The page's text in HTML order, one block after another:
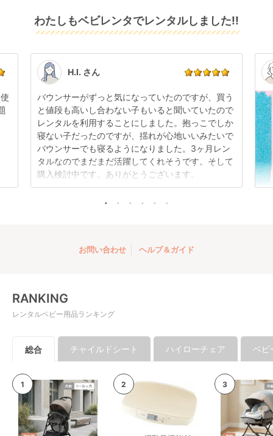
てお届けしております。そのため、小さなキズや使用
感はございますが、故障や大きなキズ、シミなどのリ
す。
点検清掃については
もご確認ください。
また、レンタル期間の変更も商品発送前であれば変更
可能です。
い。
わたしもベビレンタでレンタルしました!!
H.I. さん
バウンサーがずっと気になっていたのですが、買う
と値段も高いし合わない子もいると聞いていたので
レンタルを利用することにしました。抱っこでしか
寝ない子だったのですが、揺れが心地いいみたいで
バウンサーでも寝るようになりました。3ヶ月レン
タルなのでまだまだ活躍してくれそうです。そして
購入検討中です。ありがとうございます。
お問い合わせ ヘルプ＆ガイド
RANKING
レンタルベビー用品ランキング
総合 チャイルドシート ハイローチェア ベビ